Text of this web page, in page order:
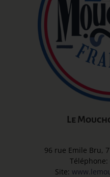
Le
96 rue Emile Bru,
Téléphone:
Site: